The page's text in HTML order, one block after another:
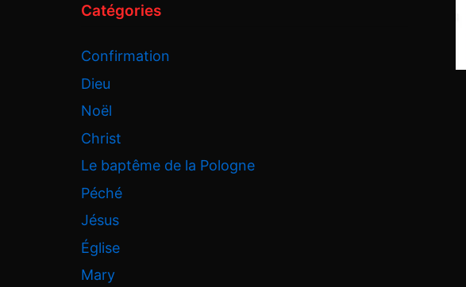
Catégories
Confirmation
Dieu
Noël
Christ
Le baptême de la Pologne
Péché
Jésus
Église
Mary